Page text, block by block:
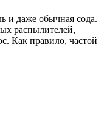
и даже обычная сода.
распылителей,
Как правило, частой